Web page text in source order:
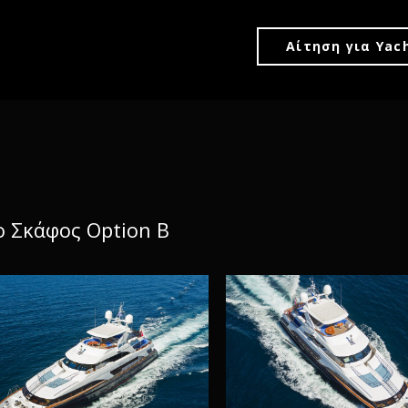
Αίτηση για
Σκάφος Option B